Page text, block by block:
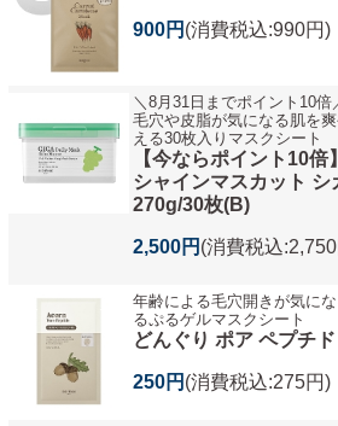
900円 (消費税込:990円)
＼8月31日までポイント10倍
毛穴や皮脂が気になる肌を
える30枚入りマスクシート
【今ならポイント10倍】
シャインマスカット シ
270g/30枚(B)
2,500円 (消費税込
年齢による毛穴開きが気に
るぷるゲルマスクシート
どんぐり ポア ペプチ
250円 (消費税込:275円)